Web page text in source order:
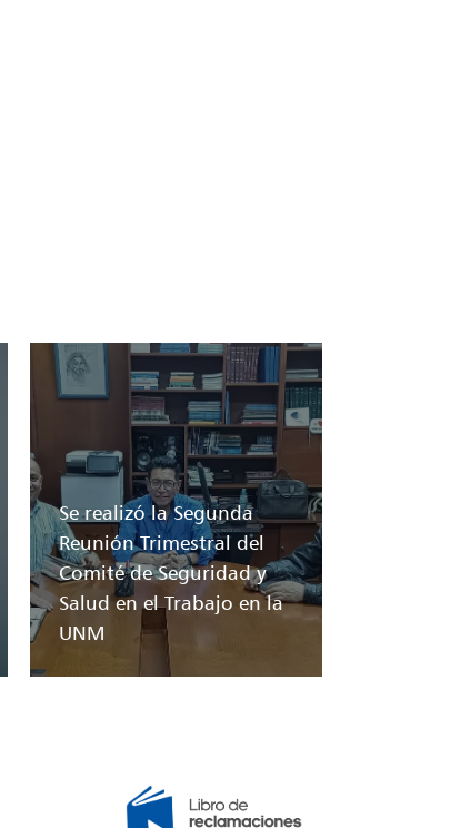
Se realizó la Segunda
Reunión Trimestral del
Comité de Seguridad y
Salud en el Trabajo en la
UNM